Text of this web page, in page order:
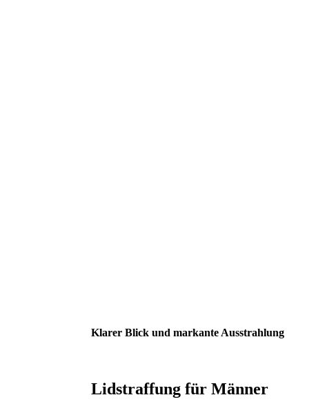
Klarer Blick und markante Ausstrahlung
Lidstraffung für Männer